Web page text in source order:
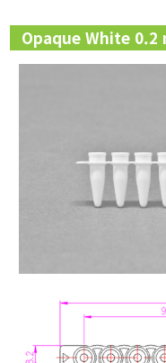
Opaque White 0.2